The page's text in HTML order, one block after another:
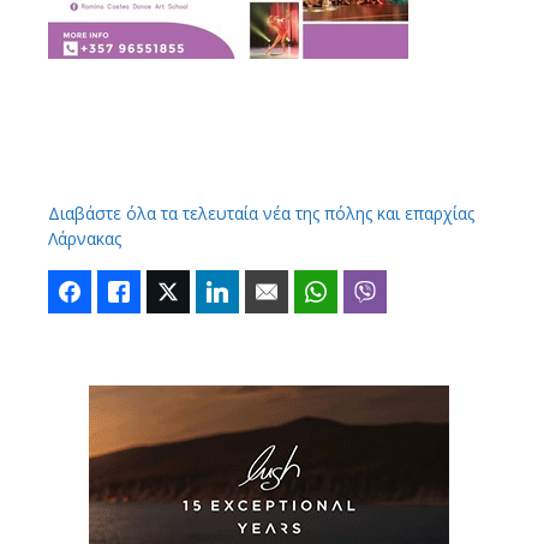
Διαβάστε όλα τα τελευταία νέα της πόλης και επαρχίας
Λάρνακας
FacebookLike Twitter LinkedIn Email WhatsApp